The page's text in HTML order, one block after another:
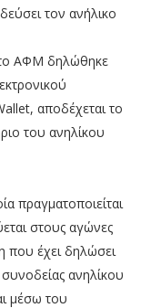
τον ανήλικο
ΑΦΜ δηλώθηκε
αποδέχεται το
του ανηλίκου
πραγματοποιείται
στους αγώνες
που έχει δηλώσει
ανηλίκου
μέσω του